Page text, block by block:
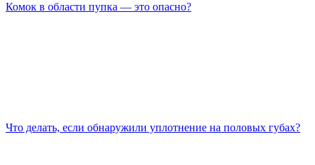
Комок в области пупка — это опасно?
Что делать, если обнаружили уплотнение на половых губах?